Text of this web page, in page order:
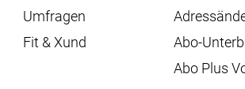
Umfragen
Fit & Xund
Abo-
Abo Plus